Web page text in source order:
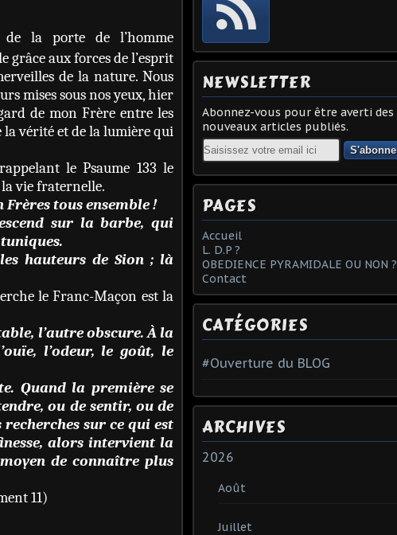
de la porte de l’homme
grâce aux forces de l’esprit
de la nature. Nous
mises sous nos yeux, hier
de mon Frère entre les
la vérité et de la lumière qui
le Psaume 133 le
vie fraternelle.
Frères tous ensemble !
sur la barbe, qui
hauteurs de Sion ; là
le Franc-Maçon est la
l’autre obscure. À la
l’odeur, le goût, le
Quand la première se
ou de sentir, ou de
sur ce qui est
alors intervient la
de connaître plus
11)
NEWSLETTER
Abonnez-vous pour être averti des
nouveaux articles publiés.
Email
PAGES
Accueil
L. D.P ?
OBEDIENCE PYRAMIDALE OU NON ?
Contact
CATÉGORIES
#Ouverture du BLOG
ARCHIVES
2026
Août
Juillet